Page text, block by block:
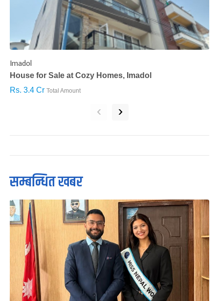
Imadol
House for Sale at Cozy Homes, Imadol
Rs. 3.4 Cr Total Amount
‹ ›
सम्बन्धित खबर